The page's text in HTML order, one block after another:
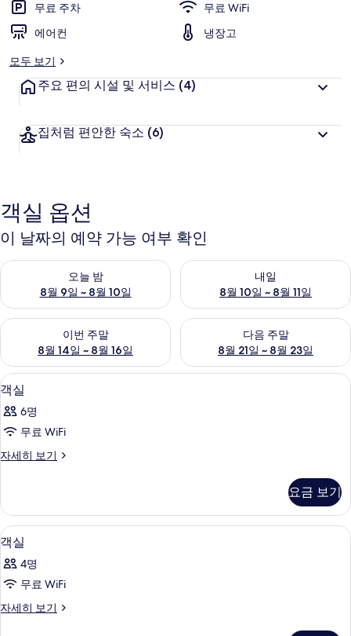
무료 주차
무료 WiFi
에어컨
냉장고
모두 보기
주요 편의 시설 및 서비스 (4)
집처럼 편안한 숙소 (6)
객실 옵션
이 날짜의 예약 가능 여부 확인
오늘 밤
8월 9일 ~ 8월 10일
오늘 밤 예약 가능 여부 확인, 8월 9일 ~ 8월 10일
내일
8월 10일 ~ 8월 11일
내일 예약 가능 여부 확인, 8월
이번 주말
8월 14일 ~ 8월 16일
이번 주말 예약 가능 여부 확인, 8월 14일 ~ 8월 16일
다음 주말
8월 21일 ~ 8월 23일
다음 주말 예약 가능 여부 확인
객
실
사
모
보
기
14
객실
6명
무료 WiFi
자세히 보기
객
히
보
기
요금 보기
객
실
사
모
14
객실
4명
무료 WiFi
자세히 보기
객